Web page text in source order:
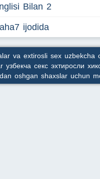
Bilan 2
ijodida
va extirosli sex uzbekcha
узбекча секс эхтиросли
oshgan shaxslar uchun